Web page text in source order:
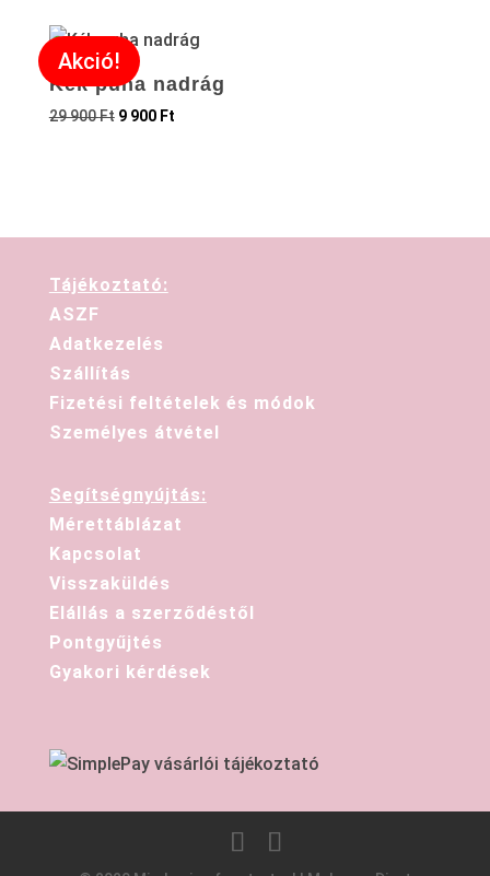
Akció!
Kék puha nadrág
29 900Ft 9 900 Ft
Tájékoztató:
ASZF
Adatkezelés
Szállítás
Fizetési feltételek és módok
Személyes átvétel
Segítségnyújtás:
Mérettáblázat
Kapcsolat
Visszaküldés
Elállás a szerződéstől
Pontgyűjtés
Gyakori kérdések